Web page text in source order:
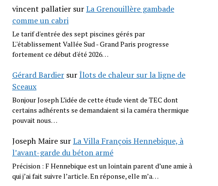
vincent pallatiersurLa Grenouillère gambade
comme un cabri
Le tarif d'entrée des sept piscines gérés par
L''établissement Vallée Sud - Grand Paris progresse
fortement ce début d'été 2026…
Gérard BardiersurÎlots de chaleur sur la ligne de
Sceaux
Bonjour Joseph L’idée de cette étude vient de TEC dont
certains adhérents se demandaient si la caméra thermique
pouvait nous…
Joseph MairesurLa Villa François Hennebique, à
l’avant-garde du béton armé
Précision : F Hennebique est un lointain parent d’une amie à
qui j’ai fait suivre l’article. En réponse, elle m’a…